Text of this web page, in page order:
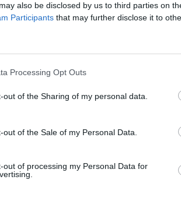
also be disclosed by us to third parties on
Participants that may further disclose it to
Processing Opt Outs
out of the Sharing of my personal data.
out of the Sale of my Personal Data.
out of processing my Personal Data for
upłyną pod znakiem wyrazistych zmian i
Choć początek tygodnia przyniesie
epizod z temperaturami przekraczającymi 30
w weekend, gdy do Polski wróci afrykański